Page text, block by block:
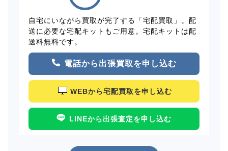
自宅にいながら買取が完了する「宅配買取」。配
送に必要な宅配キットもご用意。宅配キットは配
送料無料です。
電話から出張買取を申し込む
WEBから宅配買取を申し込む
LINEから出張査定を申し込む